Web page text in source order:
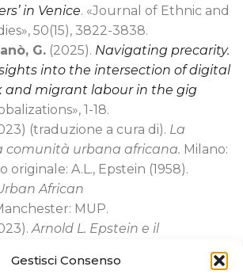
Gestisci Consenso
in Venice. «Journal of Ethnic and
», 50(15), 3822-3838.
G. (2025). Navigating precarity.
into the intersection of digital
and migrant labour in the gig
», 1-18.
(traduzione a cura di). La
comunità urbana africana. Milano:
originale: A.L., Epstein (1958).
African
MUP.
Arnold L. Epstein e il
In A.L. Epstein [1958 (2023)].